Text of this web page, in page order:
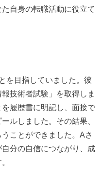
自身の転職活動に役立て
を目指していました。彼
技術者試験」を取得しま
履歴書に明記し、面接で
ルしました。その結果、
ことができました。Aさ
分の自信につながり、成